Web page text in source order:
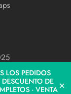
LOS PEDIDOS
DE
· VENTA ✕